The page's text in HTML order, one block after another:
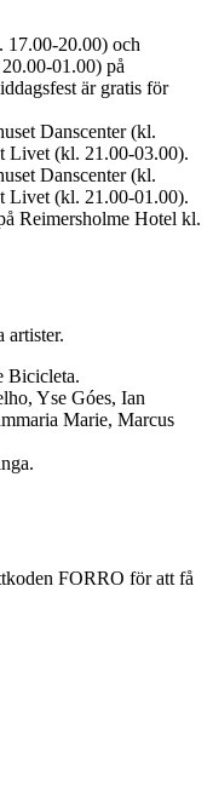
17.00-20.00) och
01.00) på
är gratis för
Danscenter (kl.
Livet (kl. 21.00-03.00).
Danscenter (kl.
Livet (kl. 21.00-01.00).
Reimersholme Hotel kl.
artister.
Bicicleta.
Yse Góes, Ian
Marie, Marcus
FORRO för att få